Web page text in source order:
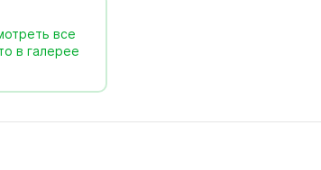
все
в галерее